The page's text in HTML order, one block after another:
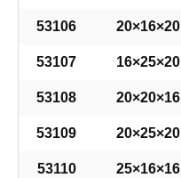
53106 20×16×20
53107 16×25×20
53108 20×20×16
53109 20×25×20
53110 25×16×16